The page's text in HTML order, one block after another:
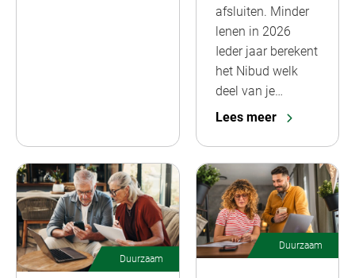
afsluiten. Minder
lenen in 2026
Ieder jaar berekent
het Nibud welk
deel van je…
Lees meer
Duurzaam
Duurzaam